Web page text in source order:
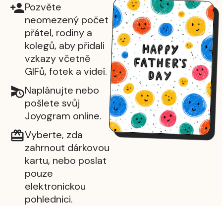
Pozvěte
neomezený počet
přátel, rodiny a
kolegů, aby přidali
vzkazy včetně
GIFů, fotek a videí.
Naplánujte nebo
pošlete svůj
Joyogram online.
Vyberte, zda
zahrnout dárkovou
kartu, nebo poslat
pouze
elektronickou
pohlednici.